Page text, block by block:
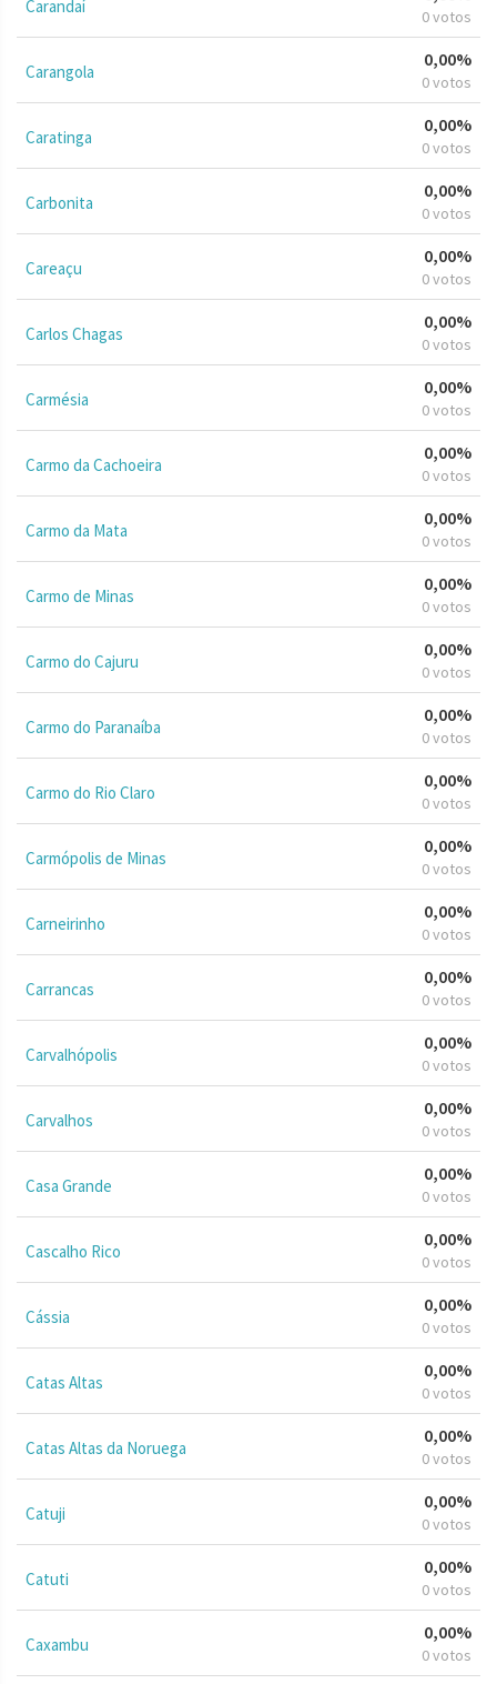
Carandaí 0 votos
Carangola
0,00%
0 votos
Caratinga
0,00%
0 votos
Carbonita
0,00%
0 votos
Careaçu
0,00%
0 votos
Carlos Chagas
0,00%
0 votos
Carmésia
0,00%
0 votos
Carmo da Cachoeira
0,00%
0 votos
Carmo da Mata
0,00%
0 votos
Carmo de Minas
0,00%
0 votos
Carmo do Cajuru
0,00%
0 votos
Carmo do Paranaíba
0,00%
0 votos
Carmo do Rio Claro
0,00%
0 votos
Carmópolis de Minas
0,00%
0 votos
Carneirinho
0,00%
0 votos
Carrancas
0,00%
0 votos
Carvalhópolis
0,00%
0 votos
Carvalhos
0,00%
0 votos
Casa Grande
0,00%
0 votos
Cascalho Rico
0,00%
0 votos
Cássia
0,00%
0 votos
Catas Altas
0,00%
0 votos
Catas Altas da Noruega
0,00%
0 votos
Catuji
0,00%
0 votos
Catuti
0,00%
0 votos
Caxambu
0,00%
0 votos